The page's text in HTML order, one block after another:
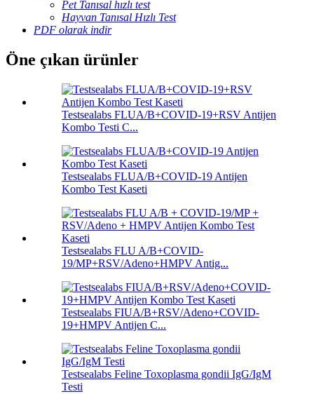
Pet Tanısal hızlı test
Hayvan Tanısal Hızlı Test
PDF olarak indir
Öne çıkan ürünler
Testsealabs FLUA/B+COVID-19+RSV Antijen
Kombo Testi C...
Testsealabs FLUA/B+COVID-19 Antijen
Kombo Test Kaseti
Testsealabs FLU A/B+COVID-
19/MP+RSV/Adeno+HMPV Antig...
Testsealabs FIUA/B+RSV/Adeno+COVID-
19+HMPV Antijen C...
Testsealabs Feline Toxoplasma gondii IgG/IgM
Testi